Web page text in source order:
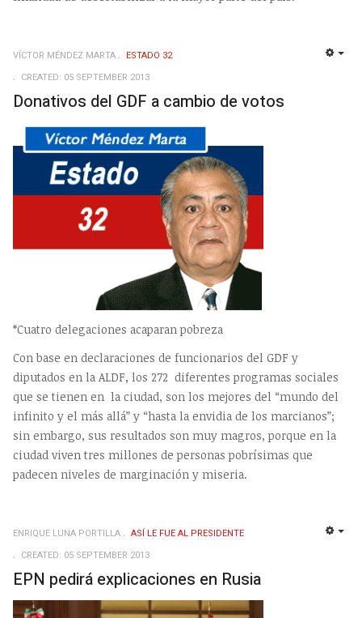
VÍCTOR MÉNDEZ MARTA
ESTADO 32
CREATED: 05 SEPTEMBER 2013
Donativos del GDF a cambio de votos
*Cuatro delegaciones acaparan pobreza
Con base en declaraciones de funcionarios del GDF y
diputados en la ALDF, los 272 diferentes programas sociales
que se tienen en la ciudad, son los mejores del “mundo del
infinito y el más allá” y “hasta la envidia de los marcianos”;
sin embargo, sus resultados son muy magros, porque en la
ciudad viven tres millones de personas pobrísimas que
padecen niveles de marginación y miseria.
ENRIQUE LUNA PORTILLA
ASÍ­ LE FUE AL PRESIDENTE
CREATED: 05 SEPTEMBER 2013
EPN pedirá explicaciones en Rusia